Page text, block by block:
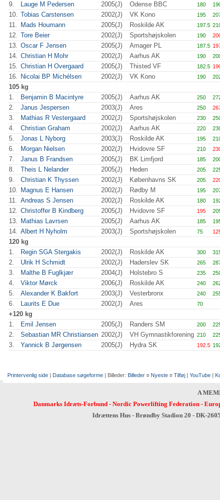
9. Lauge M Pedersen 2005(J) Odense BBC 180
10. Tobias Carstensen 2002(J) VK Kono 195
11. Mads Houmann 2005(J) Roskilde AK 197.5
12. Tore Beier 2002(J) Sportshøjskolen 190
13. Oscar F Jensen 2005(J) Amager PL 187.5
14. Christian H Mohr 2002(J) Aarhus AK 190
15. Christian H Overgaard 2005(J) Thisted VF 182.5
16. Nicolai BP Michélsen 2002(J) VK Kono 190
105 kg
1.
Benjamin B Macintyre 2005(J) Aarhus AK 250
2. Janus Jespersen 2003(J) Ares 250
3. Mathias R Vestergaard 2002(J) Sportshøjskolen 230
4. Christian Graham 2002(J) Aarhus AK 220
5. Jonas L Nyborg 2003(J) Roskilde AK 195
6. Morgan Nielsen 2002(J) Hvidovre SF 210
7. Janus B Frandsen 2005(J) BK Limfjord 185
8. Theis L Nelander 2005(J) Heden 205
9. Christian K Thyssen 2002(J) Københavns SK 205
10. Magnus E Hansen 2002(J) Rødby M 195
11. Andreas S Jensen 2002(J) Roskilde AK 180
12. Christoffer B Kindberg 2005(J) Hvidovre SF 195
13. Mathias Lavrsen 2005(J) Aarhus AK 185
14. Albert H Nyholm 2003(J) Sportshøjskolen 75
120 kg
1.
Regin SGA Stergakis 2002(J) Roskilde AK 300
2. Ulrik H Schmidt 2002(J) Haderslev SK 265
3. Malthe B Fuglkjær 2004(J) Holstebro S 235
4. Viktor Mørck 2006(J) Roskilde AK 240
5. Alexander K Bakfort 2003(J) Vesterbronx 240
6. Laurits E Due 2002(J) Ares 70
+120 kg
1.
Emil Jensen 2005(J) Randers SM 200
2. Sebastian MR Christiansen 2002(J) VH Gymnastikforening 210
3. Yannick B Jørgensen 2005(J) Hydra SK 192.5
Printervenlig side | Database søgeforme | Billeder: Billeder ¤ Nyeste ¤ Tilføj | YouTube |
A
Danmarks Idræts-Forbund- Nordic Powerlifting Federation-
Idrættens Hus - Brøndby Stadion 20 - DK-